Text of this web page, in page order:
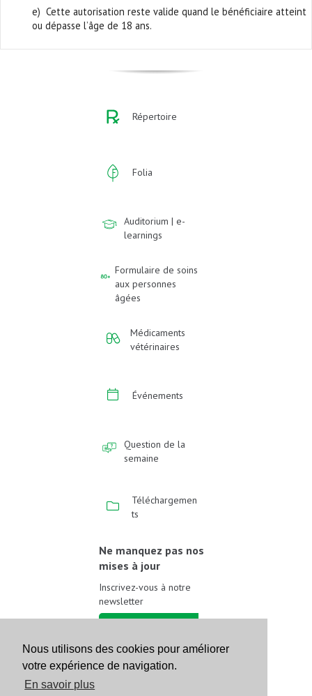
Nous utilisons des cookies pour améliorer
votre expérience de navigation.
En savoir plus
e) Cette autorisation reste valide quand le bénéficiaire atteint
ou dépasse l’âge de 18 ans.
Répertoire
Folia
Auditorium | e-
learnings
Formulaire de soins
aux personnes
âgées
Médicaments
vétérinaires
Événements
Question de la
semaine
Téléchargemen
ts
Ne manquez pas nos
mises à jour
Inscrivez-vous à notre
newsletter
Suivez-nous sur les